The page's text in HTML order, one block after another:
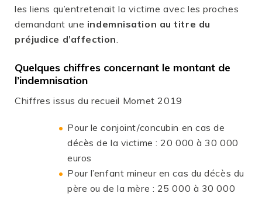
les liens qu’entretenait la victime avec les proches
demandant une indemnisation au titre du
préjudice d’affection.
Quelques chiffres concernant le montant de
l’indemnisation
Chiffres issus du recueil Mornet 2019
Pour le conjoint/concubin en cas de
décès de la victime : 20 000 à 30 000
euros
Pour l’enfant mineur en cas du décès du
père ou de la mère : 25 000 à 30 000